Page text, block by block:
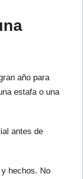
año para
estafa o una
antes de
hechos. No